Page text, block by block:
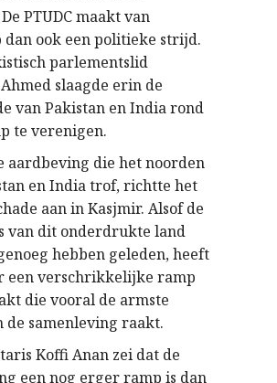
PTUDC maakt van
dan ook een politieke strijd.
parlementslid
slaagde erin de
van Pakistan en India rond
te verenigen.
aardbeving die het noorden
en India trof, richtte het
aan in Kasjmir. Alsof de
van dit onderdrukte land
hebben geleden, heeft
een verschrikkelijke ramp
die vooral de armste
de samenleving raakt.
Koffi Anan zei dat de
een nog erger ramp is dan